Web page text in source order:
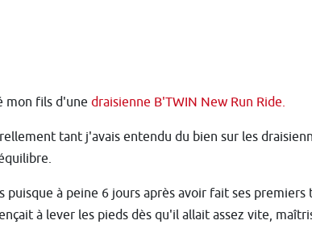
mon fils d'une draisienne B'TWIN New Run Ride.
tant j'avais entendu du bien sur les
puisque à peine 6 jours après avoir fait ses premiers
à lever les pieds dès qu'il allait assez vite,